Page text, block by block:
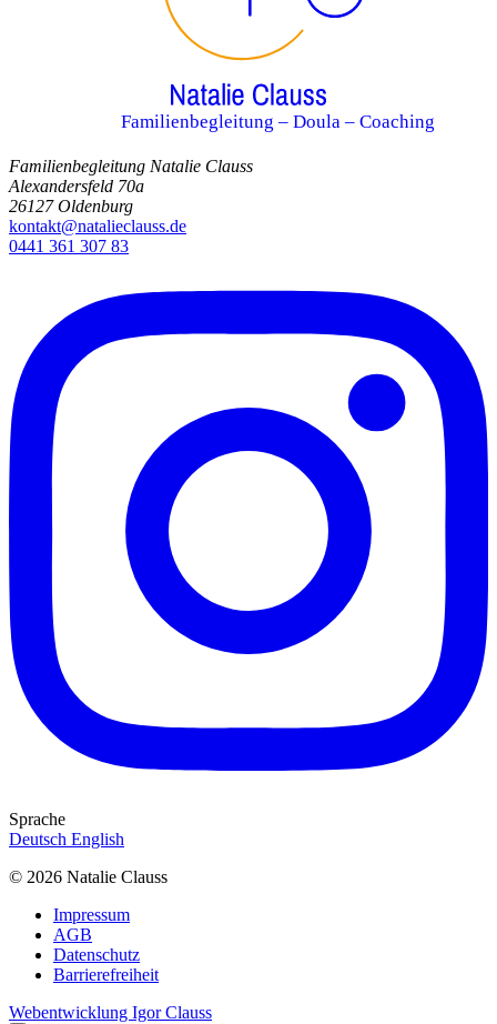
Familienbegleitung – Doula – Coaching
Familienbegleitung Natalie Clauss
Alexandersfeld 70a
26127 Oldenburg
kontakt@natalieclauss.de
0441 361 307 83
Sprache
Deutsch English
© 2026 Natalie Clauss
Impressum
AGB
Datenschutz
Barrierefreiheit
Webentwicklung Igor Clauss